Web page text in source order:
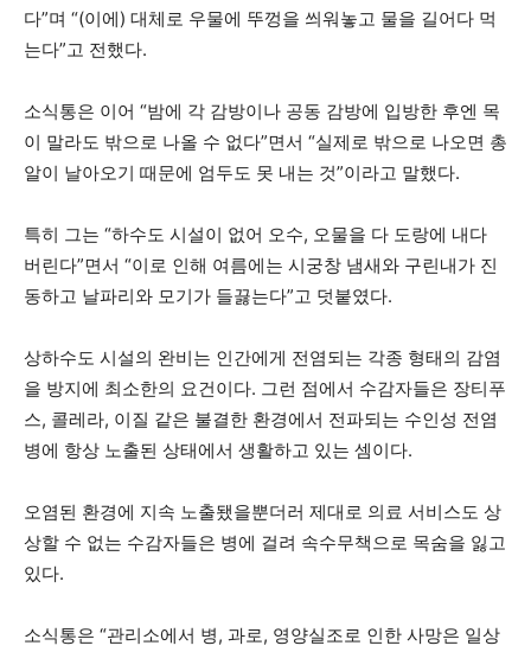
다”며 “(이에) 대체로 우물에 뚜껑을 씌워놓고 물을 길어다 먹
는다”고 전했다.
소식통은 이어 “밤에 각 감방이나 공동 감방에 입방한 후엔 목
이 말라도 밖으로 나올 수 없다”면서 “실제로 밖으로 나오면 총
알이 날아오기 때문에 엄두도 못 내는 것”이라고 말했다.
특히 그는 “하수도 시설이 없어 오수, 오물을 다 도랑에 내다
버린다”면서 “이로 인해 여름에는 시궁창 냄새와 구린내가 진
동하고 날파리와 모기가 들끓는다”고 덧붙였다.
상하수도 시설의 완비는 인간에게 전염되는 각종 형태의 감염
을 방지에 최소한의 요건이다. 그런 점에서 수감자들은 장티푸
스, 콜레라, 이질 같은 불결한 환경에서 전파되는 수인성 전염
병에 항상 노출된 상태에서 생활하고 있는 셈이다.
오염된 환경에 지속 노출됐을뿐더러 제대로 의료 서비스도 상
상할 수 없는 수감자들은 병에 걸려 속수무책으로 목숨을 잃고
있다.
소식통은 “관리소에서 병, 과로, 영양실조로 인한 사망은 일상